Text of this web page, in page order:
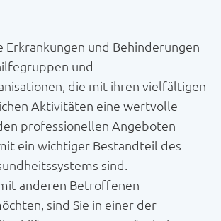
Erkrankungen und Behinderungen
und
die mit ihren vielfältigen
Aktivitäten eine wertvolle
professionellen Angeboten
ein wichtiger Bestandteil des
sind.
anderen Betroffenen
sind Sie in einer der